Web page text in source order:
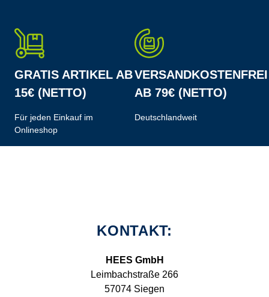
GRATIS ARTIKEL AB
15€ (NETTO)
Für jeden Einkauf im
Onlineshop
VERSANDKOSTENFREI
AB 79€ (NETTO)
Deutschlandweit
KONTAKT:
HEES GmbH
Leimbachstraße 266
57074 Siegen